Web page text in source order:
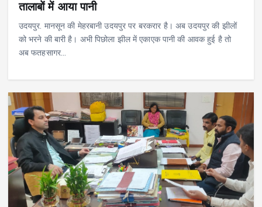
तालाबों में आया पानी
उदयपुर. मानसून की मेहरबानी उदयपुर पर बरकरार है। अब उदयपुर की​ झीलों
को भरने की बारी है। अभी पिछोला झील में एकाएक पानी की आवक हुई है तो
अब फतहसागर…